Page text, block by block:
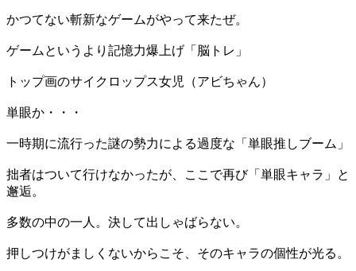
かつてない斬新なゲームがやって来たぜ。
ゲームというより記憶力爆上げ「脳トレ」
トップ画のサイクロップス女児（アビちゃん）
単眼か・・・
一時期に流行った謎の勢力による過度な「単眼推しブーム」
拙者はついて行けなかったが、ここで再び「単眼キャラ」と
邂逅。
多数の中の一人。決して出しゃばらない。
押しつけがましくないからこそ、そのキャラの個性が光る。